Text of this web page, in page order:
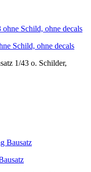
Schild, ohne decals
1/43 o. Schilder,